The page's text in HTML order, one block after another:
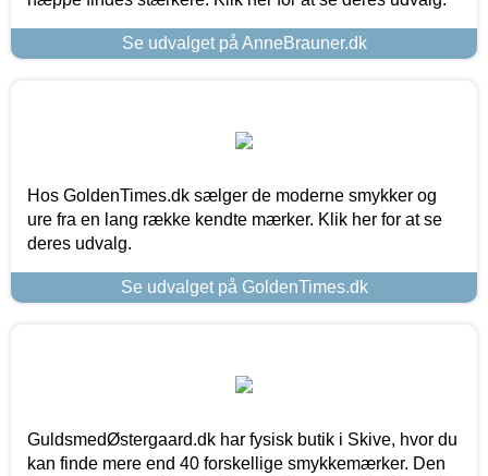
Se udvalget på AnneBrauner.dk
Hos GoldenTimes.dk sælger de moderne smykker og
ure fra en lang række kendte mærker. Klik her for at se
deres udvalg.
Se udvalget på GoldenTimes.dk
GuldsmedØstergaard.dk har fysisk butik i Skive, hvor du
kan finde mere end 40 forskellige smykkemærker. Den